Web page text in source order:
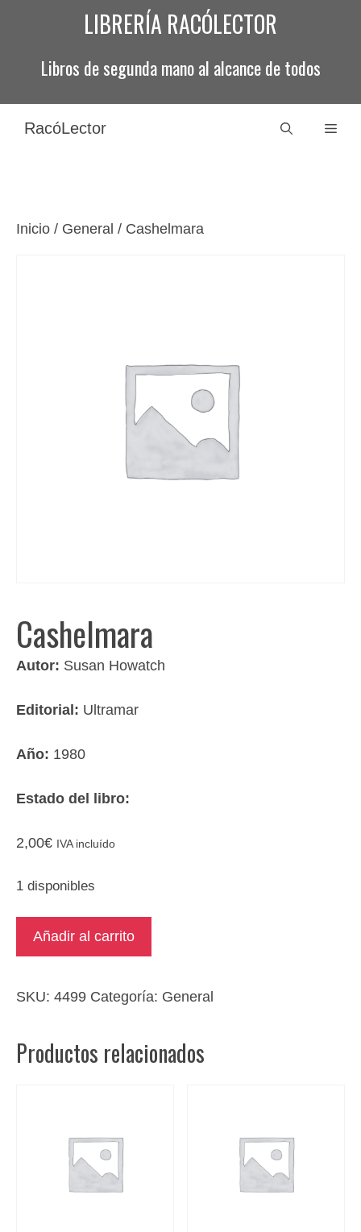
LIBRERÍA RACÓLECTOR
Libros de segunda mano al alcance de todos
RacóLector
Inicio / General / Cashelmara
Cashelmara
Autor: Susan Howatch
Editorial: Ultramar
Año: 1980
Estado del libro:
2,00€ IVA incluído
1 disponibles
Cashelmara
Añadir al carrito
SKU: 4499 Categoría: General
Productos relacionados